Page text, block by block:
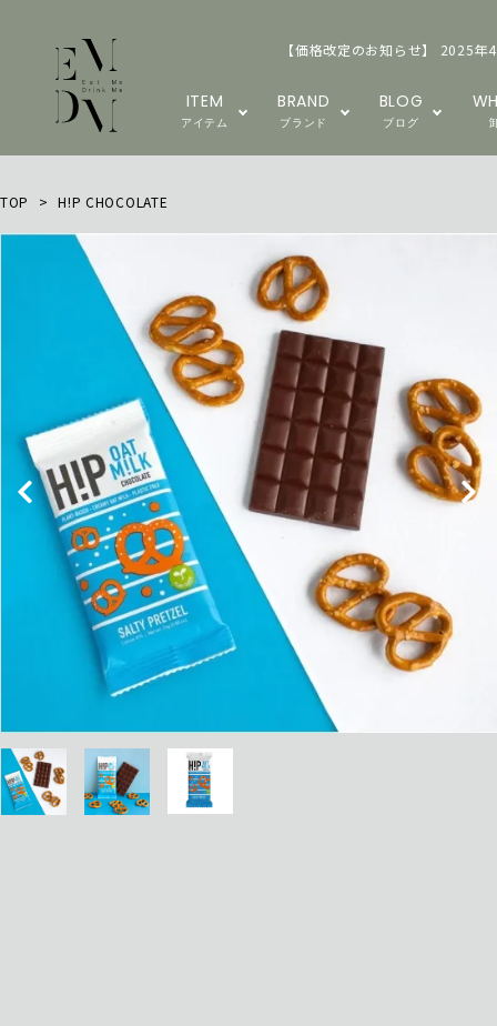
【価格改定のお知らせ】 2025
ITEM
アイテム
BRAND
ブランド
BLOG
ブログ
TOP > H!P CHOCOLATE